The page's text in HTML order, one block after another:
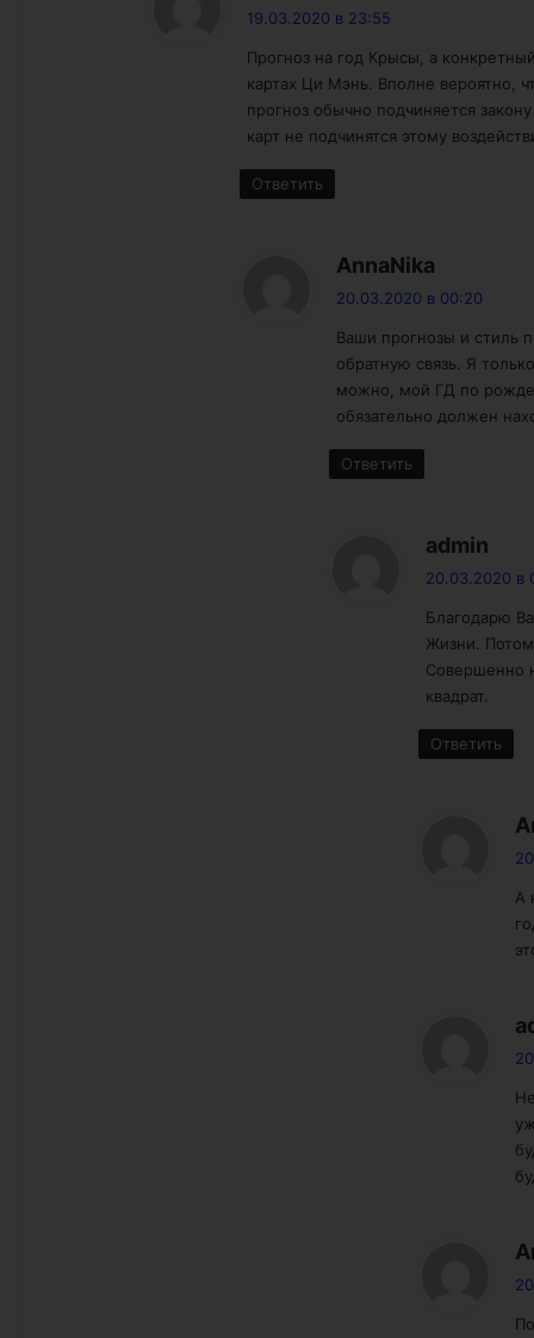
19.03.2020 в 23:55
Прогноз на год Крысы, а
картах Ци Мэнь. Вполне вероятно,
прогноз обычно подчиняется
карт не подчинятся этому
Ответить
AnnaNika
20.03.2020 в 00:20
Ваши прогнозы и стиль
обратную связь. Я
можно, мой ГД по
обязательно должен
Ответить
admin
20.03.2020 в
Благодарю
Жизни. Потом
Совершенно
квадрат.
Ответить
А